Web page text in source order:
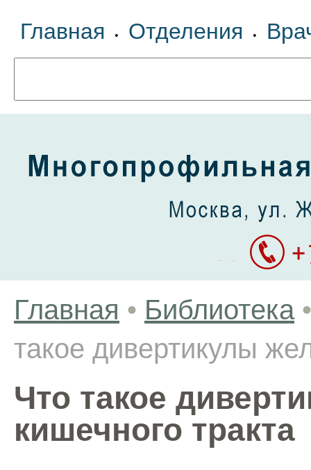
Главная • Отделения •
Главная • Библиотека •
такое дивертикулы
Что такое
кишечного тракта